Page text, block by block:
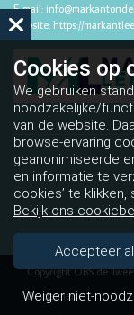
E-mail:
Website: https://
Copyright OBS de
Disclaimer
Cookies op
We gebruiken
noodzakelijke/
van de website.
browse-ervaring
geanonimiseerde
en informatie te
cookies’ te
Bekijk ons
Accepteer
Weiger niet-